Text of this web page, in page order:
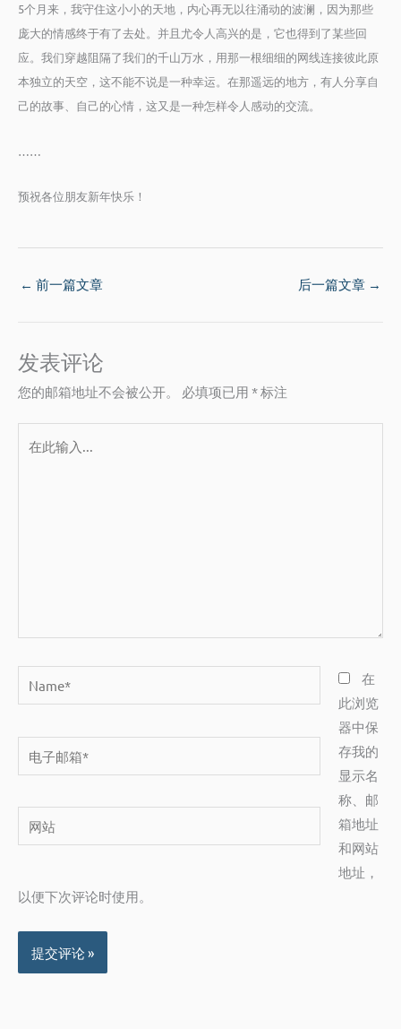
5个月来，我守住这小小的天地，内心再无以往涌动的波澜，因为那些
庞大的情感终于有了去处。并且尤令人高兴的是，它也得到了某些回
应。我们穿越阻隔了我们的千山万水，用那一根细细的网线连接彼此原
本独立的天空，这不能不说是一种幸运。在那遥远的地方，有人分享自
己的故事、自己的心情，这又是一种怎样令人感动的交流。
……
预祝各位朋友新年快乐！
← 前一篇文章 后一篇文章 →
发表评论
您的邮箱地址不会被公开。 必填项已用 *标注
Name*
子
箱
*
网
站
在
此浏览
器中保
存我的
显示名
称、邮
箱地址
和网站
地址，
以便下次评论时使用。